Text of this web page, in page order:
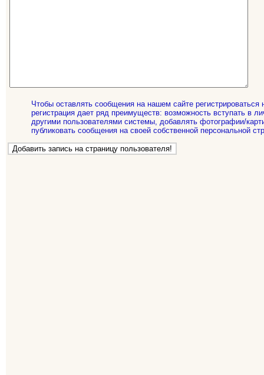
Чтобы оставлять сообщения на нашем сайте регистрироваться
регистрация дает ряд преимуществ: возможность вступать в
другими пользователями системы, добавлять фотографии/
публиковать сообщения на своей собственной персональной